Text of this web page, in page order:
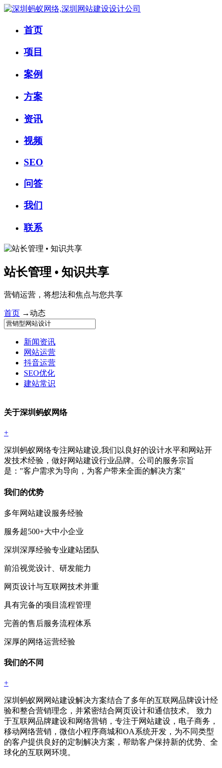
首页
项目
案例
方案
资讯
视频
SEO
问答
我们
联系
站长管理 • 知识共享
营销运营，将想法和焦点与您共享
首页 →动态
新闻资讯
网站运营
抖音运营
SEO优化
建站常识
关于深圳蚂蚁网络
+
深圳蚂蚁网络专注网站建设,我们以良好的设计水平和网站开
发技术经验，做好网站建设行业品牌。公司的服务宗旨
是："客户需求为导向，为客户带来全面的解决方案"
我们的优势
多年网站建设服务经验
服务超500+大中小企业
深圳深厚经验专业建站团队
前沿视觉设计、研发能力
网页设计与互联网技术并重
具有完备的项目流程管理
完善的售后服务流程体系
深厚的网络运营经验
我们的不同
+
深圳蚂蚁网网站建设解决方案结合了多年的互联网品牌设计经
验和整合营销理念，并紧密结合网页设计和通信技术。 致力
于互联网品牌建设和网络营销，专注于网站建设，电子商务，
移动网络营销，微信小程序商城和OA系统开发，为不同类型
的客户提供良好的定制解决方案，帮助客户保持新的优势、全
球化的互联网环境。